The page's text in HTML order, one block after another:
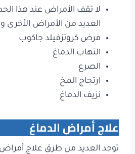
لا تقف الأمراض عند هذا
العديد من الأمراض الأخرى
مرض كروتزفيلد جاكوب
التهاب الدماغ
الصرع
ارتجاج المخ
نزيف الدماغ
علاج أمراض الدماغ
توجد العديد من طرق علاج أمراض